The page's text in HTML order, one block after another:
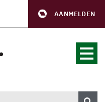
AANMELDEN